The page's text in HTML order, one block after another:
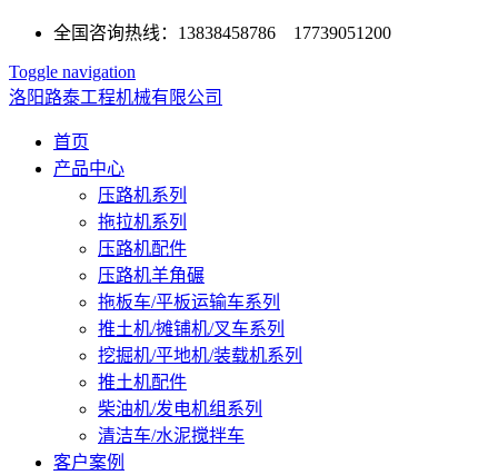
全国咨询热线：13838458786 17739051200
Toggle navigation
洛阳路泰工程机械有限公司
首页
产品中心
压路机系列
拖拉机系列
压路机配件
压路机羊角碾
拖板车/平板运输车系列
推土机/摊铺机/叉车系列
挖掘机/平地机/装载机系列
推土机配件
柴油机/发电机组系列
清洁车/水泥搅拌车
客户案例